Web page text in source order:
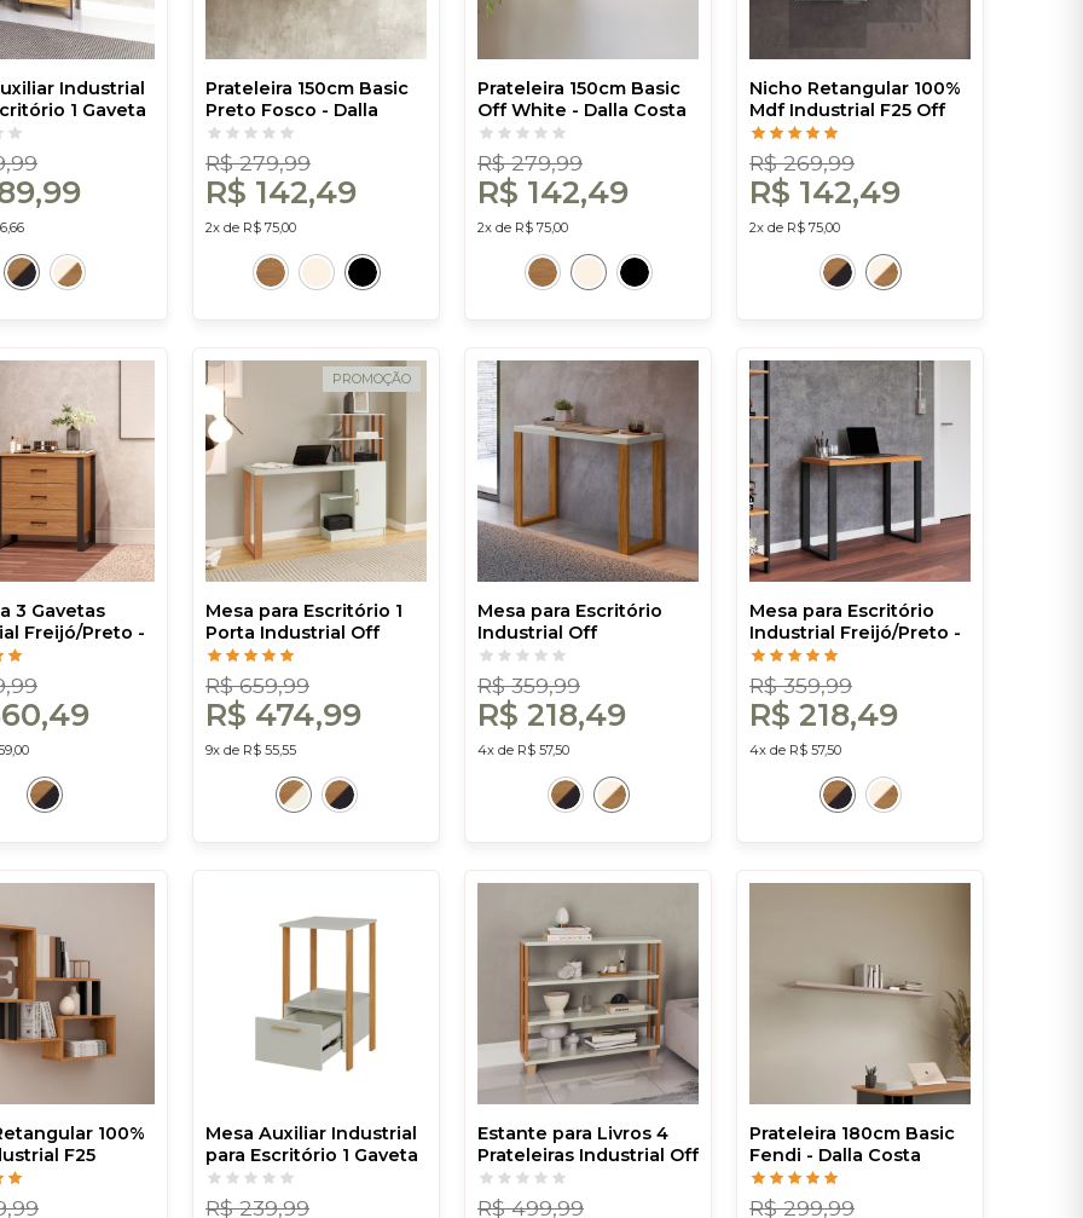
Industrial
1 Gaveta
- Dalla
Prateleira 150cm Basic
Preto Fosco - Dalla
Costa
R$ 279,99
R$ 142,49
2x de R$ 75,00
Prateleira 150cm Basic
Off White - Dalla Costa
R$ 279,99
R$ 142,49
2x de R$ 75,00
Nicho Retangular 100%
Mdf Industrial F25 Off
White/Freijó - Dalla
Costa
R$ 269,99
R$ 142,49
2x de R$ 75,00
3 Gavetas
Freijó/Preto -
PROMOÇÃO
Mesa para Escritório 1
Porta Industrial Off
White/Freijó - Dalla
Costa
R$ 659,99
R$ 474,99
9x de R$ 55,55
Mesa para Escritório
Industrial Off
White/Freijó - Dalla
Costa
R$ 359,99
R$ 218,49
4x de R$ 57,50
Mesa para Escritório
Industrial Freijó/Preto -
Dalla Costa
R$ 359,99
R$ 218,49
4x de R$ 57,50
100%
F25
- Dalla
Mesa Auxiliar Industrial
para Escritório 1 Gaveta
Off White/Freijó - Dalla
Costa
R$ 239,99
Estante para Livros 4
Prateleiras Industrial Off
White/Freijó - Dalla
Costa
R$ 499,99
Prateleira 180cm Basic
Fendi - Dalla Costa
R$ 299,99